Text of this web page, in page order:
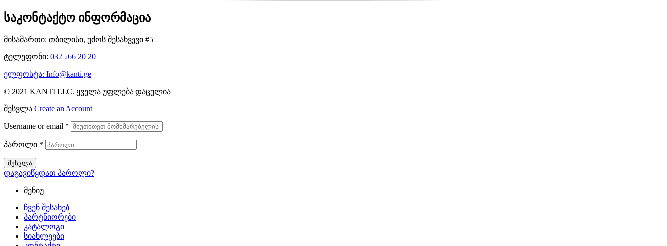
საკონტაქტო ინფორმაცია
მისამართი: თბილისი, უძოს შესახვევი #5
ტელეფონი: 032 266 20 20
ელფოსტა: Info@kanti.ge
© 2021 KANTI LLC. ყველა უფლება დაცულია
შესვლა Create an Account
Username or email *
პაროლი *
შესვლა
დაგავიწყდათ პაროლი?
მენიუ
ჩვენ შესახებ
პარტნიორები
კატალოგი
სიახლეები